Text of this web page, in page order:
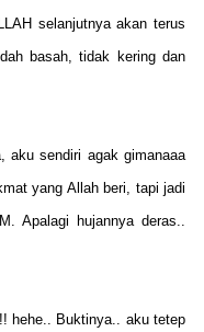
selanjutnya akan terus
basah, tidak kering dan
aku sendiri agak gimanaaa
yang Allah beri, tapi jadi
Apalagi hujannya deras..
hehe.. Buktinya.. aku tetep